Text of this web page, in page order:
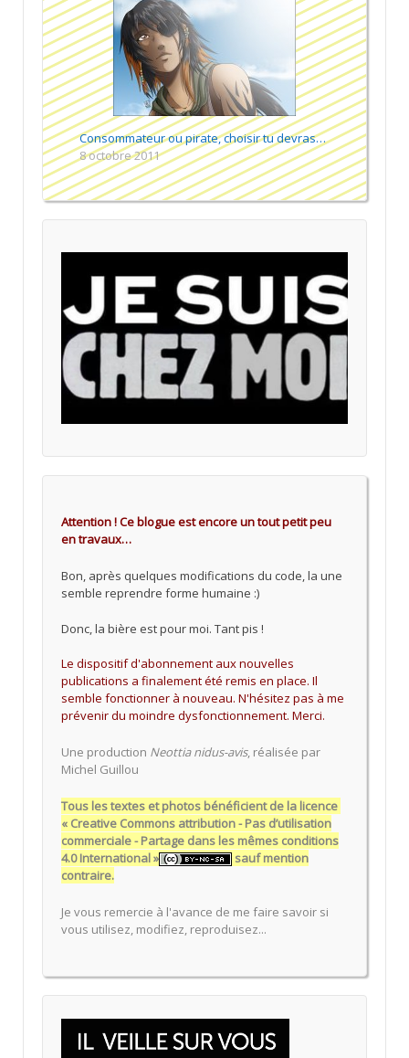
Consommateur ou pirate, choisir tu devras…
8 octobre 2011
Attention ! Ce blogue est encore un tout petit peu
en travaux…
Bon, après quelques modifications du code, la une
semble reprendre forme humaine :)
Donc, la bière est pour moi. Tant pis !
Le dispositif d'abonnement aux nouvelles
publications a finalement été remis en place. Il
semble fonctionner à nouveau. N'hésitez pas à me
prévenir du moindre dysfonctionnement. Merci.
Une production Neottia nidus-avis, réalisée par
Michel Guillou
Tous les textes et photos bénéficient de la licence
« Creative Commons attribution - Pas d’utilisation
commerciale - Partage dans les mêmes conditions
4.0 International »
sauf mention
contraire.
Je vous remercie à l'avance de me faire savoir si
vous utilisez, modifiez, reproduisez...